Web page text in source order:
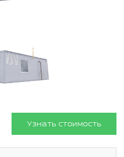
Узнать стоимость